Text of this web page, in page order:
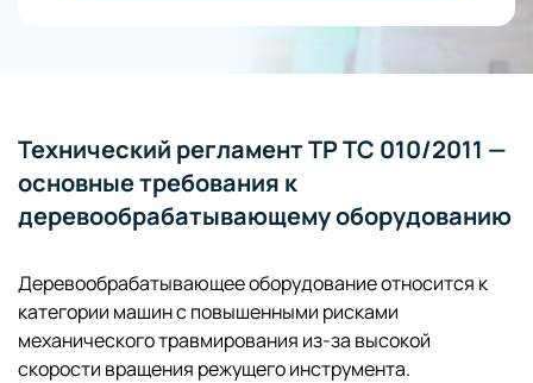
Технический регламент ТР ТС 010/2011 —
основные требования к
деревообрабатывающему оборудованию
Деревообрабатывающее оборудование относится к
категории машин с повышенными рисками
механического травмирования из-за высокой
скорости вращения режущего инструмента.